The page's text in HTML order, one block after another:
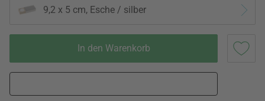
9,2 x 5 cm, Esche / silber
In den Warenkorb